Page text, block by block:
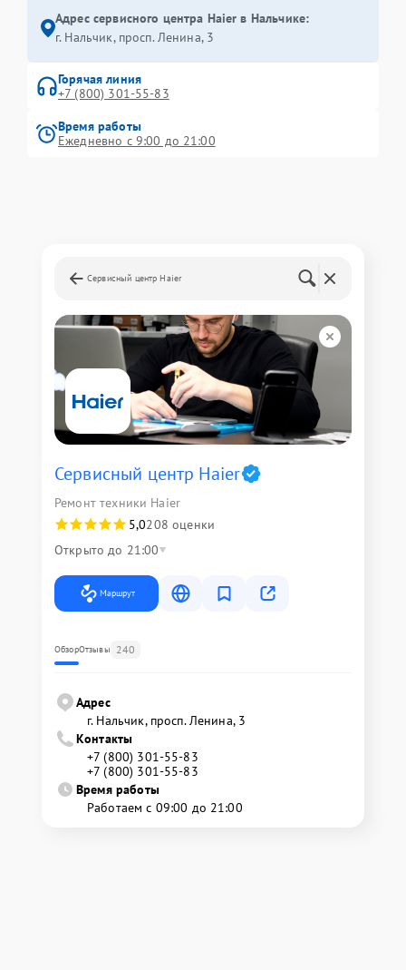
Адрес сервисного центра Haier в Нальчике:
г. Нальчик, просп. Ленина, 3
Горячая линия
+7 (800) 301-55-83
Время работы
Ежедневно с 9:00 до 21:00
Сервисный центр Haier
Сервисный центр Haier
Ремонт техники Haier
5,0208 оценки
Открыто до 21:00
Маршрут
ОбзорОтзывы 240
Адрес
г. Нальчик, просп. Ленина, 3
Контакты
+7 (800) 301-55-83
+7 (800) 301-55-83
Время работы
Работаем с 09:00 до 21:00